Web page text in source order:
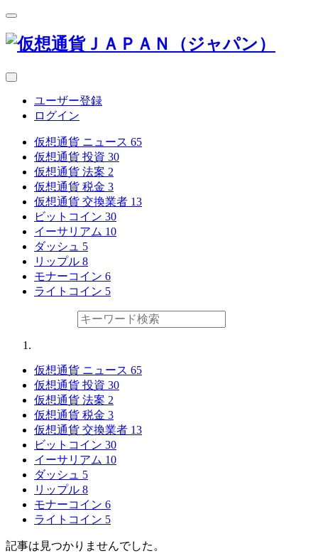
ユーザー登録
ログイン
仮想通貨 ニュース 65
仮想通貨 投資 30
仮想通貨 法案 2
仮想通貨 税金 3
仮想通貨 交換業者 13
ビットコイン 30
イーサリアム 10
ダッシュ 5
リップル 8
モナーコイン 6
ライトコイン 5
仮想通貨 ニュース 65
仮想通貨 投資 30
仮想通貨 法案 2
仮想通貨 税金 3
仮想通貨 交換業者 13
ビットコイン 30
イーサリアム 10
ダッシュ 5
リップル 8
モナーコイン 6
ライトコイン 5
記事は見つかりませんでした。